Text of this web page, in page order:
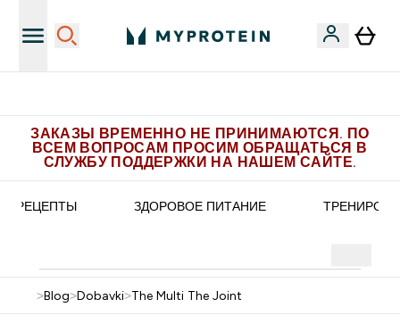
ЗАКАЗЫ ВРЕМЕННО НЕ ПРИНИМАЮТСЯ. ПО
ВСЕМ ВОПРОСАМ ПРОСИМ ОБРАЩАТЬСЯ В
СЛУЖБУ ПОДДЕРЖКИ НА НАШЕМ САЙТЕ.
РЕЦЕПТЫ ЗДОРОВОЕ ПИТАНИЕ
>Blog>Dobavki>The Multi The Joint